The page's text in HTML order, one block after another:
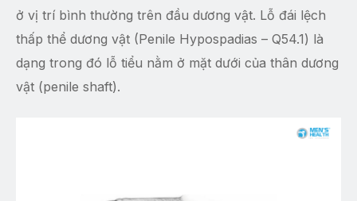
ở vị trí bình thường trên đầu dương vật. Lỗ đái lệch
thấp thể dương vật (Penile Hypospadias – Q54.1) là
dạng trong đó lỗ tiểu nằm ở mặt dưới của thân dương
vật (penile shaft).